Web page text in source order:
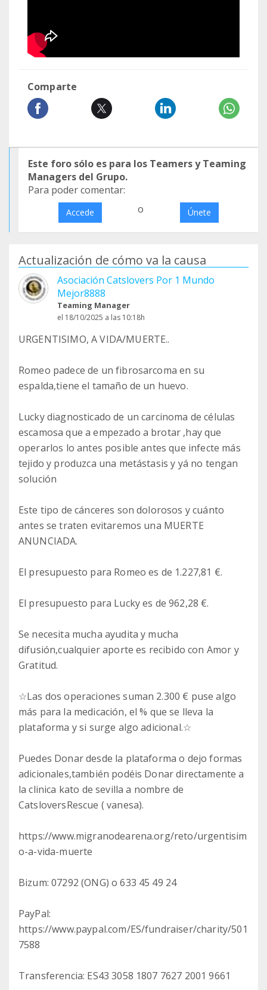
Comparte
Este foro sólo es para los Teamers y Teaming
Managers del Grupo.
Para poder comentar:
Accede o Únete
Actualización de cómo va la causa
Asociación Catslovers Por 1 Mundo
Mejor8888
Teaming Manager
el 18/10/2025 a las 10:18h
URGENTISIMO, A VIDA/MUERTE..
Romeo padece de un fibrosarcoma en su
espalda,tiene el tamaño de un huevo.
Lucky diagnosticado de un carcinoma de células
escamosa que a empezado a brotar ,hay que
operarlos lo antes posible antes que infecte más
tejido y produzca una metástasis y yá no tengan
solución
Este tipo de cánceres son dolorosos y cuánto
antes se traten evitaremos una MUERTE
ANUNCIADA.
El presupuesto para Romeo es de 1.227,81 €.
El presupuesto para Lucky es de 962,28 €.
Se necesita mucha ayudita y mucha
difusión,cualquier aporte es recibido con Amor y
Gratitud.
☆Las dos operaciones suman 2.300 € puse algo
más para la medicación, el % que se lleva la
plataforma y si surge algo adicional.☆
Puedes Donar desde la plataforma o dejo formas
adicionales,también podéis Donar directamente a
la clinica kato de sevilla a nombre de
CatsloversRescue ( vanesa).
https://www.migranodearena.org/reto/urgentisim
o-a-vida-muerte
Bizum: 07292 (ONG) o 633 45 49 24
PayPal:
https://www.paypal.com/ES/fundraiser/charity/501
7588
Transferencia: ES43 3058 1807 7627 2001 9661